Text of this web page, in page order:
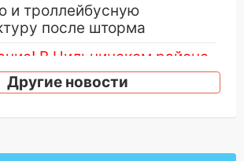
и троллейбусную
после шторма
В Цильнинском районе
мужчина
вместо Евро-5: что
Другие новости